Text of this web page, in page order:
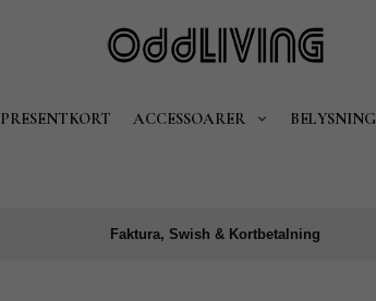
PRESENTKORT ACCESSOARER BELYSNING
Faktura, Swish & Kortbetalning